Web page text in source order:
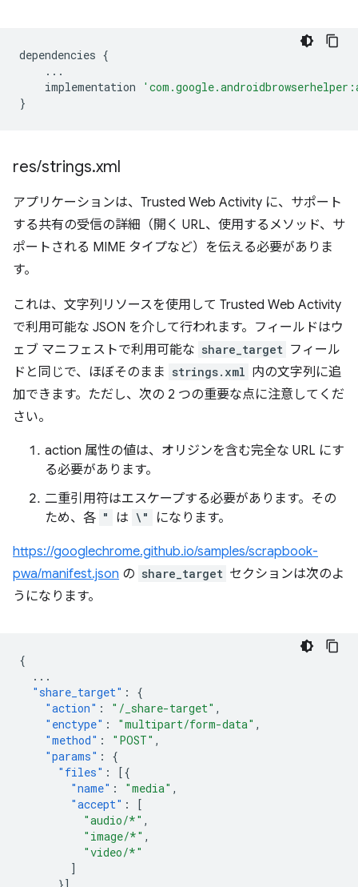
dependencies {
...
implementation
}
res/strings.xml
アプリケーションは、Trusted Web Activity に、サポート
する共有の受信の詳細（開く URL、使用するメソッド、サ
ポートされる MIME タイプなど）を伝える必要がありま
す。
これは、文字列リソースを使用して Trusted Web Activity
で利用可能な JSON を介して行われます。フィールドはウ
ェブ マニフェストで利用可能な share_target フィール
ドと同じで、ほぼそのまま strings.xml 内の文字列に追
加できます。ただし、次の 2 つの重要な点に注意してくだ
さい。
action 属性の値は、オリジンを含む完全な URL にす
る必要があります。
二重引用符はエスケープする必要があります。その
ため、各 " は \" になります。
https://googlechrome.github.io/samples/scrapbook-
pwa/manifest.json の share_target セクションは次のよ
うになります。
{
...
"share_target" :
{
"action" : "/_share-target" ,
"enctype" : "multipart/form-data" ,
"method" : "POST" ,
"params" :
{
"files" :
[{
"name" : "media" ,
"accept" :
[
"audio/*" ,
"image/*" ,
"video/*"
]